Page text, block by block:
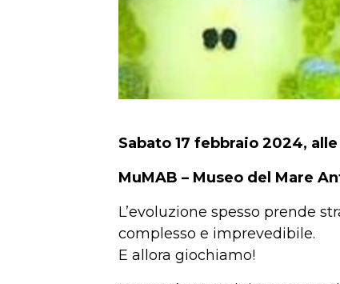
Sabato 17 febbraio 2024, alle
MuMAB – Museo del Mare
L’evoluzione spesso prende
complesso e imprevedibile.
E allora giochiamo!